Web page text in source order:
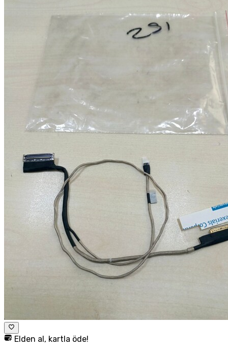
Elden al, kartla öde!